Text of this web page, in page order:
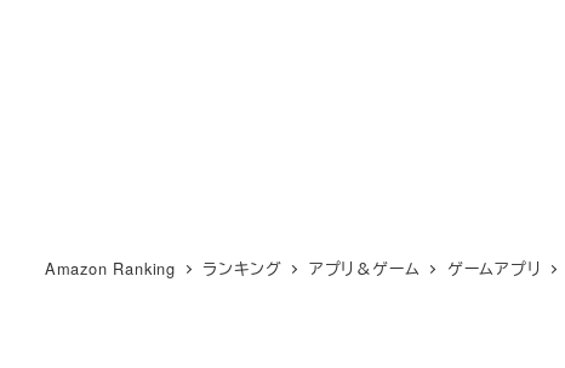
Amazon Ranking ランキング アプリ＆ゲーム ゲームアプリ